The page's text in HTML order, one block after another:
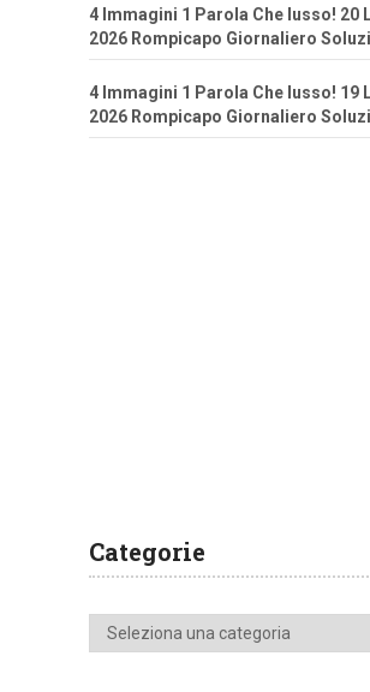
4 Immagini 1 Parola Che lusso! 20
2026 Rompicapo Giornaliero
4 Immagini 1 Parola Che lusso! 19
2026 Rompicapo Giornaliero
Categorie
Categorie